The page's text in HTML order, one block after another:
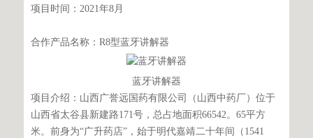
项目时间：2021年8月
合作产品名称：R8型蓝牙讲解器
蓝牙讲解器
项目介绍：山西广誉远国药有限公司（山西中药厂）位于
山西省太谷县新建路171号，总占地面积66542。65平方
米。前身为“广升药店”，始于明代嘉靖二十年间（1541